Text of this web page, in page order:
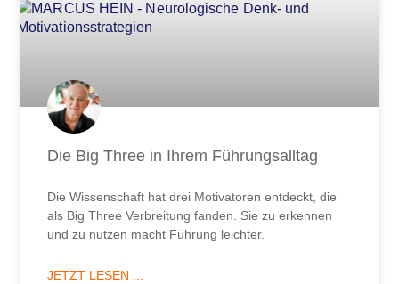
Die Big Three in Ihrem Führungsalltag
Die Wissenschaft hat drei Motivatoren entdeckt, die
als Big Three Verbreitung fanden. Sie zu erkennen
und zu nutzen macht Führung leichter.
JETZT LESEN ...